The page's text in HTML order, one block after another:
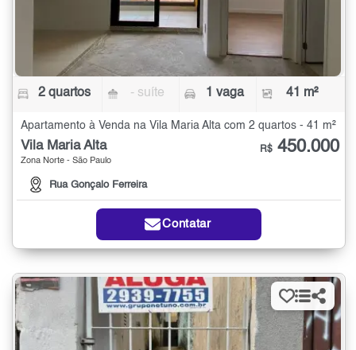
2 quartos - suíte 1 vaga 41 m²
Apartamento à Venda na Vila Maria Alta com 2 quartos - 41 m²
Vila Maria Alta
Zona Norte - São Paulo
Rua Gonçalo Ferreira
R$ 450.000
Contatar